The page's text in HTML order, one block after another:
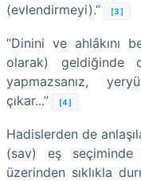
(evlendirmeyi).”
[3]
“Dinini ve ahlâkını
olarak) geldiğinde
yapmazsanız,
çıkar...”
[4]
Hadislerden de
(sav) eş seçiminde
üzerinden sıklıkla